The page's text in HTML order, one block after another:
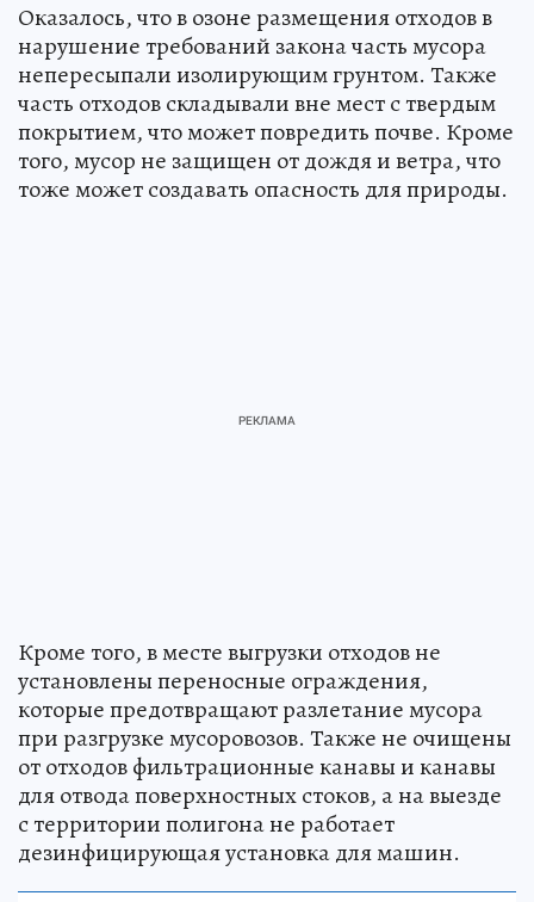
Оказалось, что в озоне размещения отходов в
нарушение требований закона часть мусора
непересыпали изолирующим грунтом. Также
часть отходов складывали вне мест с твердым
покрытием, что может повредить почве. Кроме
того, мусор не защищен от дождя и ветра, что
тоже может создавать опасность для природы.
Кроме того, в месте выгрузки отходов не
установлены переносные ограждения,
которые предотвращают разлетание мусора
при разгрузке мусоровозов. Также не очищены
от отходов фильтрационные канавы и канавы
для отвода поверхностных стоков, а на выезде
с территории полигона не работает
дезинфицирующая установка для машин.